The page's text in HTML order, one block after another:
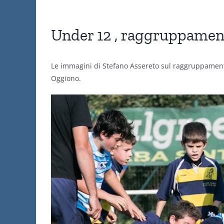
Under 12 ,
Le immagini di Stefano Assereto sul
Oggiono.